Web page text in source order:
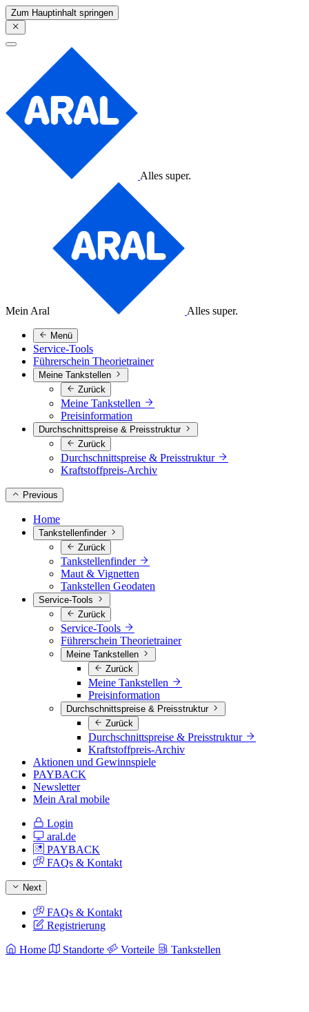
Zum Hauptinhalt springen
Alles super.
Mein Aral Alles super.
Menü
Service-Tools
Führerschein Theorietrainer
Meine Tankstellen
Zurück
Meine Tankstellen
Preisinformation
Durchschnittspreise & Preisstruktur
Zurück
Durchschnittspreise & Preisstruktur
Kraftstoffpreis-Archiv
Previous
Home
Tankstellenfinder
Zurück
Tankstellenfinder
Maut & Vignetten
Tankstellen Geodaten
Service-Tools
Zurück
Service-Tools
Führerschein Theorietrainer
Meine Tankstellen
Zurück
Meine Tankstellen
Preisinformation
Durchschnittspreise & Preisstruktur
Zurück
Durchschnittspreise & Preisstruktur
Kraftstoffpreis-Archiv
Aktionen und Gewinnspiele
PAYBACK
Newsletter
Mein Aral mobile
Login
aral.de
PAYBACK
FAQs & Kontakt
Next
FAQs & Kontakt
Registrierung
Home Standorte Vorteile Tankstellen